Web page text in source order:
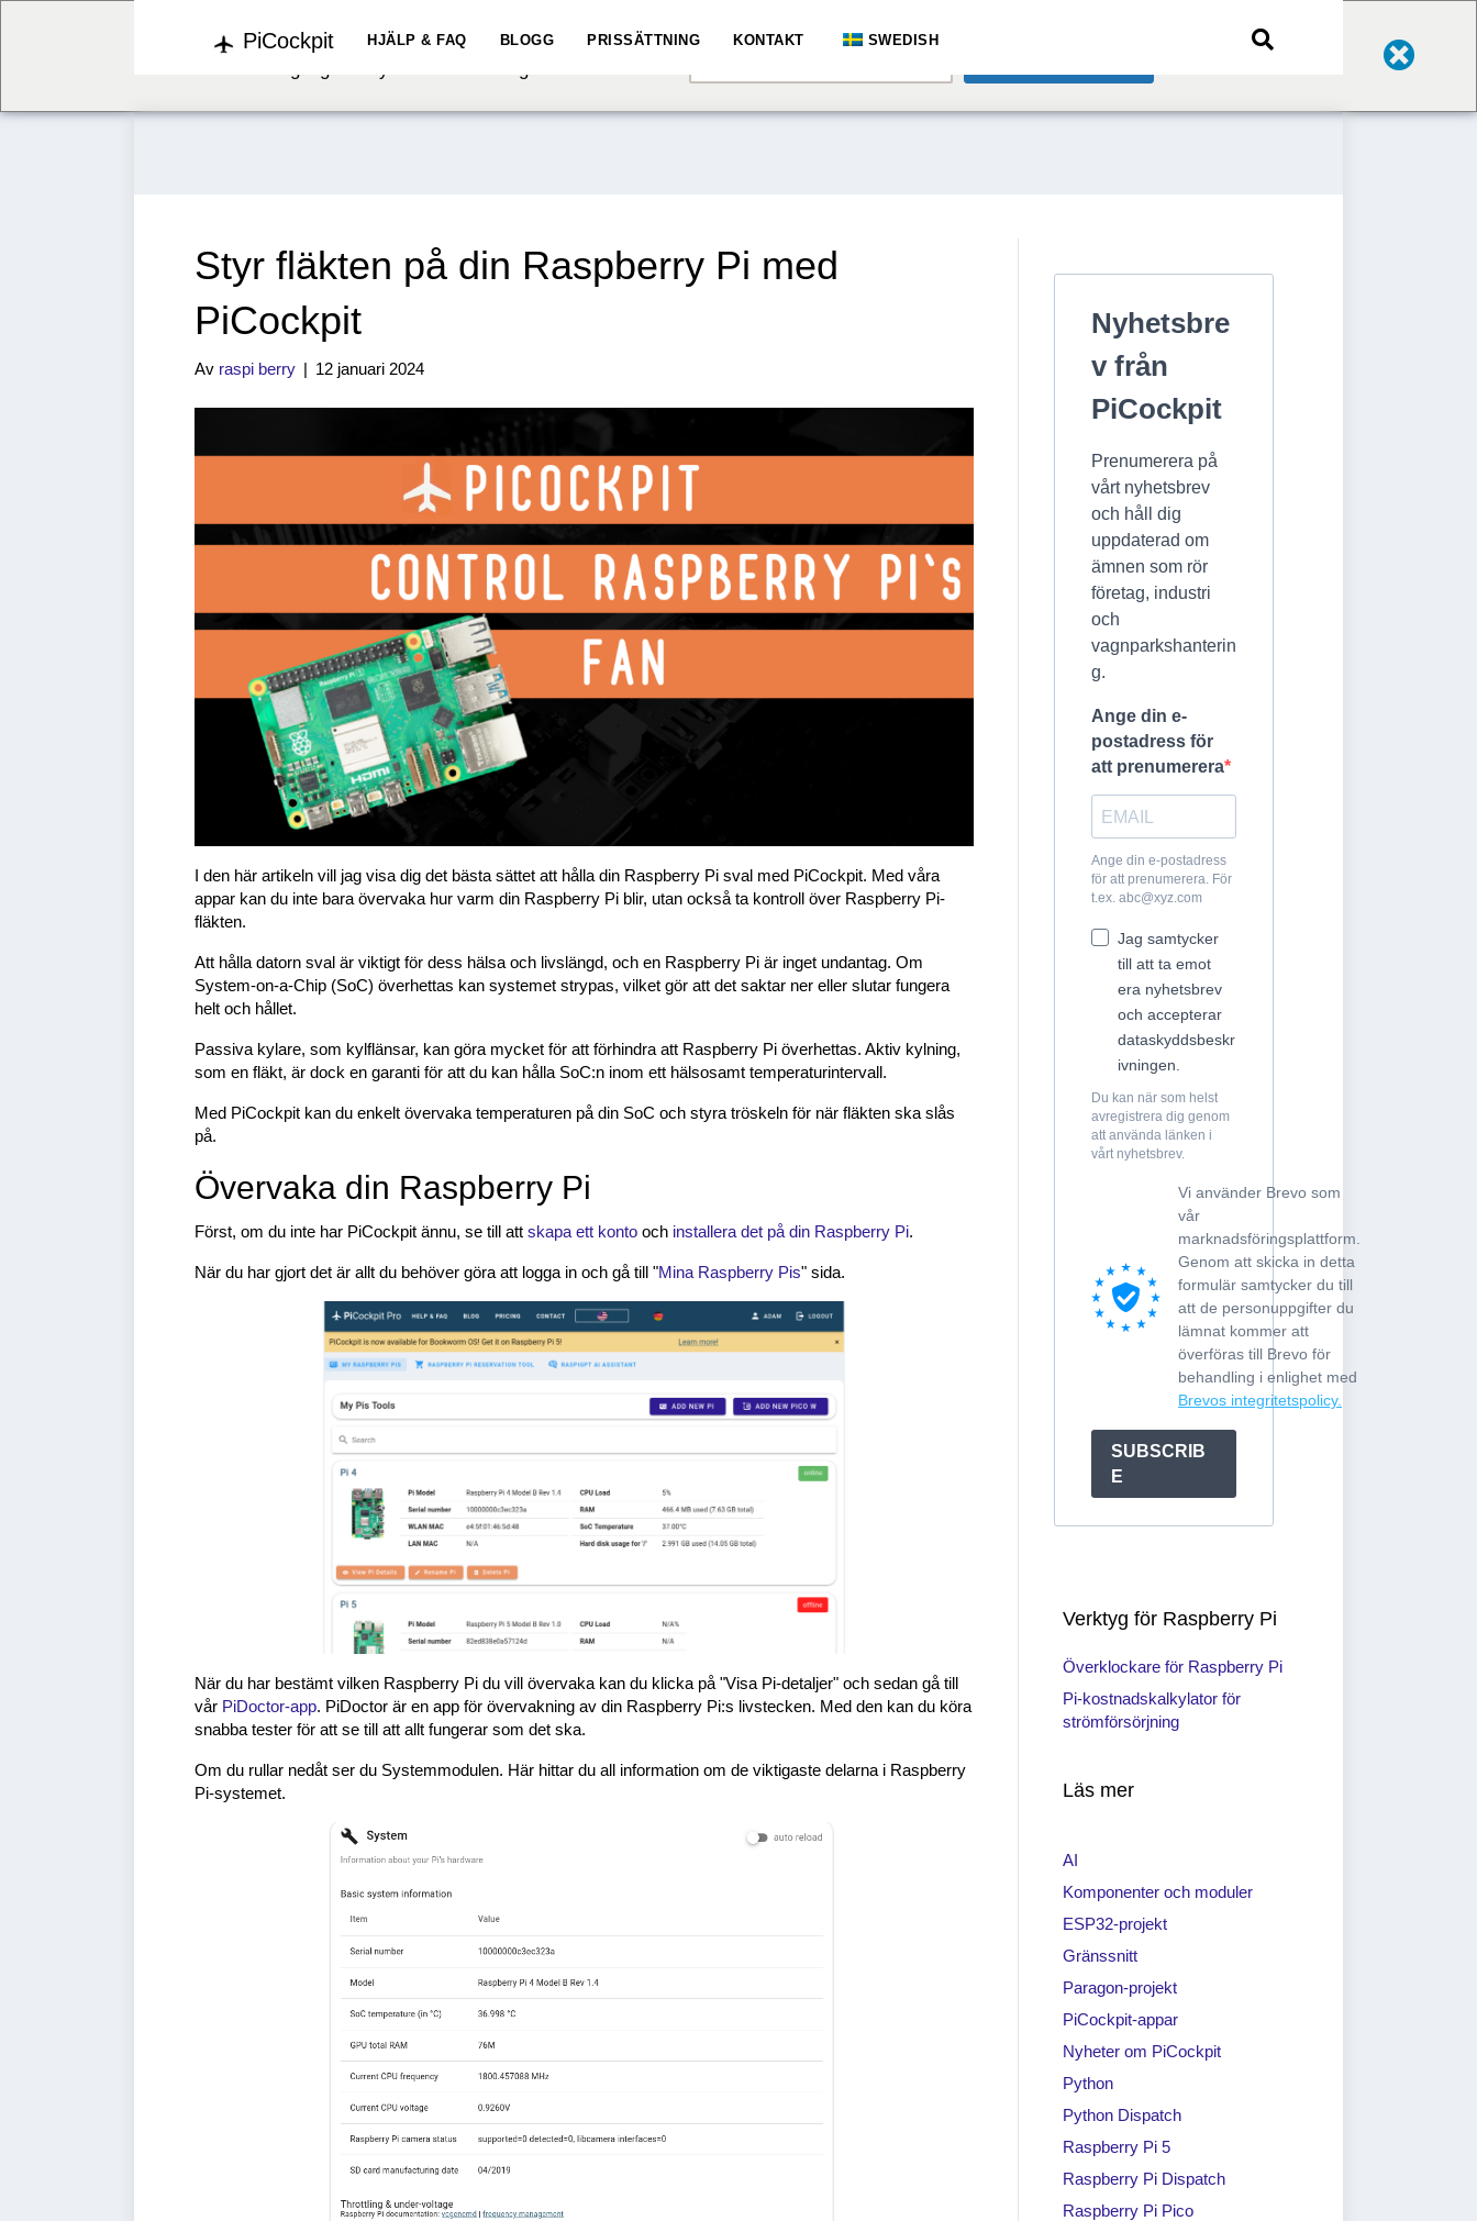
We've detected you might be speaking a different
English
PiCockpit HJÄLP & FAQ BLOGG PRISSÄTTNING KONTAKT SWEDISH
Styr fläkten på din Raspberry Pi med
PiCockpit
Av raspi berry | 12 januari 2024
I den här artikeln vill jag visa dig det bästa sättet att hålla din Raspberry Pi sval med PiCockpit. Med våra
appar kan du inte bara övervaka hur varm din Raspberry Pi blir, utan också ta kontroll över Raspberry Pi-
fläkten.
Att hålla datorn sval är viktigt för dess hälsa och livslängd, och en Raspberry Pi är inget undantag. Om
System-on-a-Chip (SoC) överhettas kan systemet strypas, vilket gör att det saktar ner eller slutar fungera
helt och hållet.
Passiva kylare, som kylflänsar, kan göra mycket för att förhindra att Raspberry Pi överhettas. Aktiv kylning,
som en fläkt, är dock en garanti för att du kan hålla SoC:n inom ett hälsosamt temperaturintervall.
Med PiCockpit kan du enkelt övervaka temperaturen på din SoC och styra tröskeln för när fläkten ska slås
på.
Övervaka din Raspberry Pi
Först, om du inte har PiCockpit ännu, se till att skapa ett konto och installera det på din Raspberry Pi.
När du har gjort det är allt du behöver göra att logga in och gå till "Mina Raspberry Pis" sida.
När du har bestämt vilken Raspberry Pi du vill övervaka kan du klicka på "Visa Pi-detaljer" och sedan gå till
vår PiDoctor-app. PiDoctor är en app för övervakning av din Raspberry Pi:s livstecken. Med den kan du köra
snabba tester för att se till att allt fungerar som det ska.
Om du rullar nedåt ser du Systemmodulen. Här hittar du all information om de viktigaste delarna i Raspberry
Pi-systemet.
Nyhetsbre
v från
PiCockpit
Prenumerera på
vårt nyhetsbrev
och håll dig
uppdaterad om
ämnen som rör
företag, industri
och
vagnparkshanterin
g.
Ange din e-
postadress för
att prenumerera
Ange din e-postadress
för att prenumerera. För
t.ex. abc@xyz.com
Jag samtycker
till att ta emot
era nyhetsbrev
och accepterar
dataskyddsbeskr
ivningen.
Du kan när som helst
avregistrera dig genom
att använda länken i
vårt nyhetsbrev.
Vi använder Brevo som
vår
marknadsföringsplattform.
Genom att skicka in detta
formulär samtycker du till
att de personuppgifter du
lämnat kommer att
överföras till Brevo för
behandling i enlighet med
Brevos integritetspolicy.
SUBSCRIB
E
Verktyg för Raspberry Pi
Överklockare för Raspberry Pi
Pi-kostnadskalkylator för
strömförsörjning
Läs mer
AI
Komponenter och moduler
ESP32-projekt
Gränssnitt
Paragon-projekt
PiCockpit-appar
Nyheter om PiCockpit
Python
Python Dispatch
Raspberry Pi 5
Raspberry Pi Dispatch
Raspberry Pi Pico